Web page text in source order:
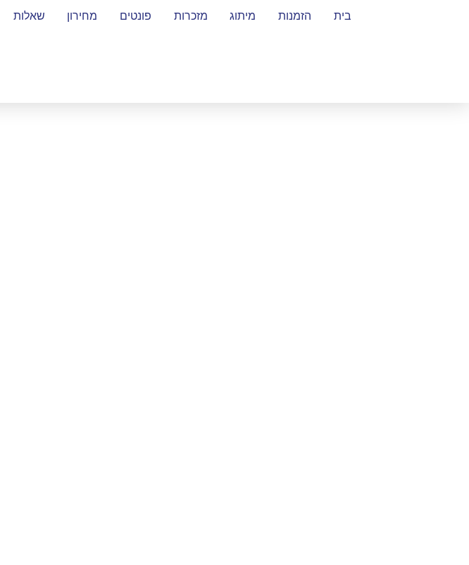
בית הזמנות מיתוג מזכרות פונטים מחירון שאלות